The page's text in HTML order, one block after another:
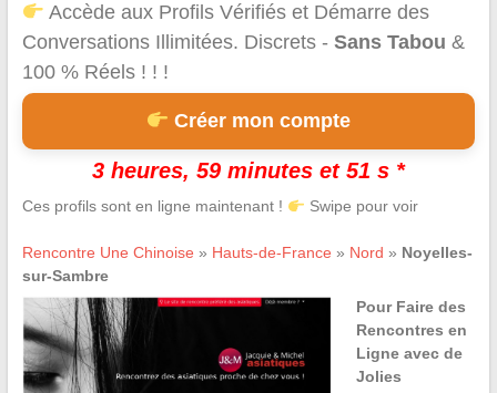
Accède aux Profils Vérifiés et Démarre des
Conversations Illimitées. Discrets - Sans Tabou &
100 % Réels ! ! !
Créer mon compte
3 heures, 59 minutes et 51 s *
Ces profils sont en ligne maintenant ! Swipe pour voir
Rencontre Une Chinoise » Hauts-de-France » Nord » Noyelles-
sur-Sambre
Pour Faire des
Rencontres en
Ligne avec de
Jolies